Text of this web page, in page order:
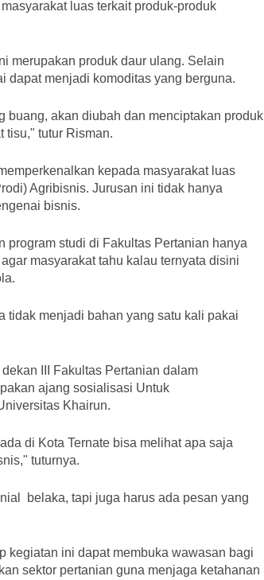
luas terkait produk-produk
merupakan produk daur ulang. Selain
dapat menjadi komoditas yang berguna.
buang, akan diubah dan menciptakan produk
tisu," tutur Risman.
kepada masyarakat luas
Agribisnis. Jurusan ini tidak hanya
bisnis.
studi di Fakultas Pertanian hanya
masyarakat tahu kalau ternyata disini
tidak menjadi bahan yang satu kali pakai
III Fakultas Pertanian dalam
ajang sosialisasi Untuk
Khairun.
di Kota Ternate bisa melihat apa saja
tuturnya.
belaka, tapi juga harus ada pesan yang
kegiatan ini dapat membuka wawasan bagi
sektor pertanian guna menjaga ketahanan